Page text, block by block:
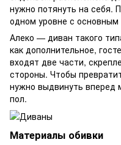
нужно потянуть на себя.
одном уровне с
Алеко — диван такого
как дополнительное,
входят две части,
стороны. Чтобы
нужно выдвинуть вперед
пол.
Материалы обивки